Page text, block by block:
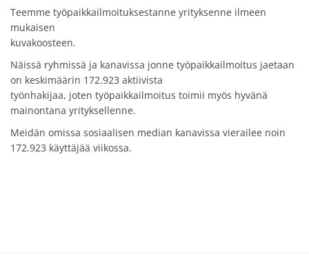
Teemme työpaikkailmoituksestanne yrityksenne ilmeen
mukaisen
kuvakoosteen.
Näissä ryhmissä ja kanavissa jonne työpaikkailmoitus jaetaan
on keskimäärin 172.923 aktiivista
työnhakijaa, joten työpaikkailmoitus toimii myös hyvänä
mainontana yrityksellenne.
Meidän omissa sosiaalisen median kanavissa vierailee noin
172.923 käyttäjää viikossa.